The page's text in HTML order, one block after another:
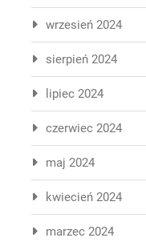
wrzesień 2024
sierpień 2024
lipiec 2024
czerwiec 2024
maj 2024
kwiecień 2024
marzec 2024